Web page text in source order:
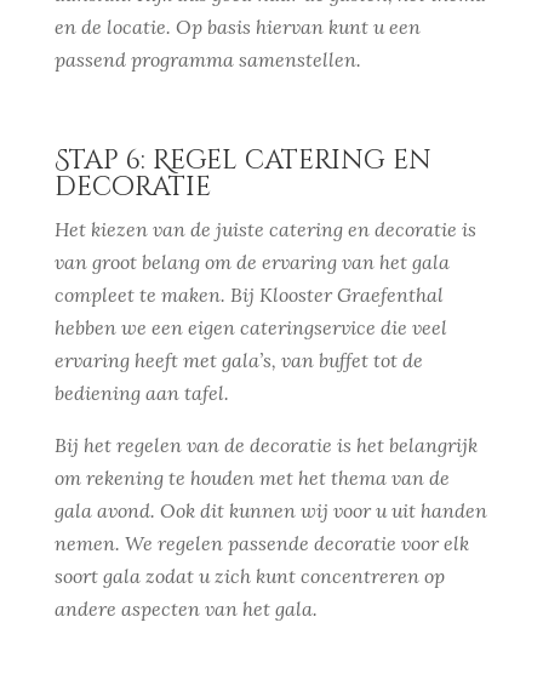
en de locatie. Op basis hiervan kunt u een
passend programma samenstellen.
Stap 6: Regel catering en
decoratie
Het kiezen van de juiste catering en decoratie is
van groot belang om de ervaring van het gala
compleet te maken. Bij Klooster Graefenthal
hebben we een eigen cateringservice die veel
ervaring heeft met gala’s, van buffet tot de
bediening aan tafel.
Bij het regelen van de decoratie is het belangrijk
om rekening te houden met het thema van de
gala avond. Ook dit kunnen wij voor u uit handen
nemen. We regelen passende decoratie voor elk
soort gala zodat u zich kunt concentreren op
andere aspecten van het gala.